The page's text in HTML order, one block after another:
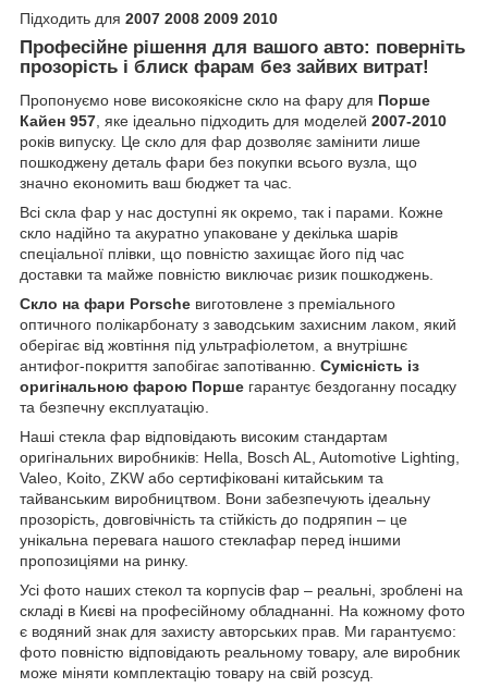
Підходить для 2007 2008 2009 2010
Професійне рішення для вашого авто: поверніть
прозорість і блиск фарам без зайвих витрат!
Пропонуємо нове високоякісне скло на фару для Порше
Кайен 957, яке ідеально підходить для моделей 2007-2010
років випуску. Це скло для фар дозволяє замінити лише
пошкоджену деталь фари без покупки всього вузла, що
значно економить ваш бюджет та час.
Всі скла фар у нас доступні як окремо, так і парами. Кожне
скло надійно та акуратно упаковане у декілька шарів
спеціальної плівки, що повністю захищає його під час
доставки та майже повністю виключає ризик пошкоджень.
Скло на фари Porsche виготовлене з преміального
оптичного полікарбонату з заводським захисним лаком, який
оберігає від жовтіння під ультрафіолетом, а внутрішнє
антифог-покриття запобігає запотіванню. Сумісність із
оригінальною фарою Порше гарантує бездоганну посадку
та безпечну експлуатацію.
Наші стекла фар відповідають високим стандартам
оригінальних виробників: Hella, Bosch AL, Automotive Lighting,
Valeo, Koito, ZKW або сертифіковані китайським та
тайванським виробництвом. Вони забезпечують ідеальну
прозорість, довговічність та стійкість до подряпин – це
унікальна перевага нашого стеклафар перед іншими
пропозиціями на ринку.
Усі фото наших стекол та корпусів фар – реальні, зроблені на
складі в Києві на професійному обладнанні. На кожному фото
є водяний знак для захисту авторських прав. Ми гарантуємо:
фото повністю відповідають реальному товару, але виробник
може міняти комплектацію товару на свій розсуд.